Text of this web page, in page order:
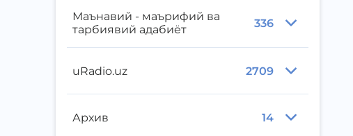
Маънавий - маърифий ва
тарбиявий адабиёт
336
uRadio.uz 2709
Архив 14